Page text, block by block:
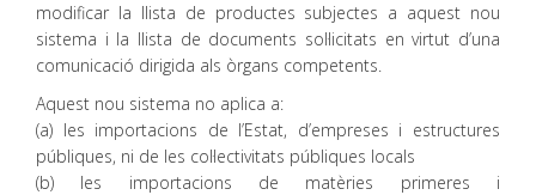
modificar la llista de productes subjectes a aquest nou
sistema i la llista de documents sol·licitats en virtut d’una
comunicació dirigida als òrgans competents.
Aquest nou sistema no aplica a:
(a) les importacions de l’Estat, d’empreses i estructures
públiques, ni de les col·lectivitats públiques locals
(b) les importacions de matèries primeres i